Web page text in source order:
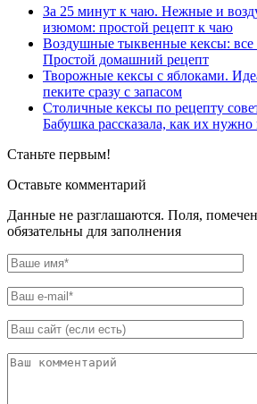
За 25 минут к чаю. Нежные и
изюмом: простой рецепт к чаю
Воздушные тыквенные кексы: все
Простой домашний рецепт
Творожные кексы с яблоками.
пеките сразу с запасом
Столичные кексы по рецепту
Бабушка рассказала, как их нужно
Станьте первым!
Оставьте комментарий
Данные не разглашаются. Поля,
обязательны для заполнения